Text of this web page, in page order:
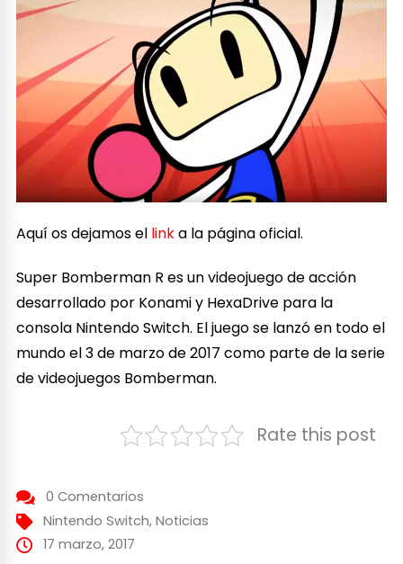
Aquí os dejamos el linka la página oficial.
Super Bomberman R es un videojuego de acción
desarrollado por Konami y HexaDrive para la
consola Nintendo Switch. El juego se lanzó en todo el
mundo el 3 de marzo de 2017 como parte de la serie
de videojuegos Bomberman.
Rate this post
0 Comentarios
Nintendo Switch, Noticias
17 marzo, 2017